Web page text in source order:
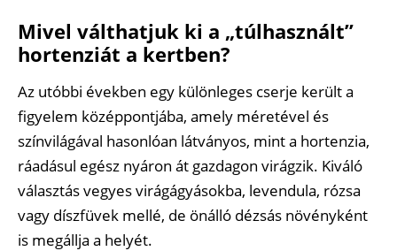
Mivel válthatjuk ki a „túlhasznált”
hortenziát a kertben?
Az utóbbi években egy különleges cserje került a
figyelem középpontjába, amely méretével és
színvilágával hasonlóan látványos, mint a hortenzia,
ráadásul egész nyáron át gazdagon virágzik. Kiváló
választás vegyes virágágyásokba, levendula, rózsa
vagy díszfüvek mellé, de önálló dézsás növényként
is megállja a helyét.